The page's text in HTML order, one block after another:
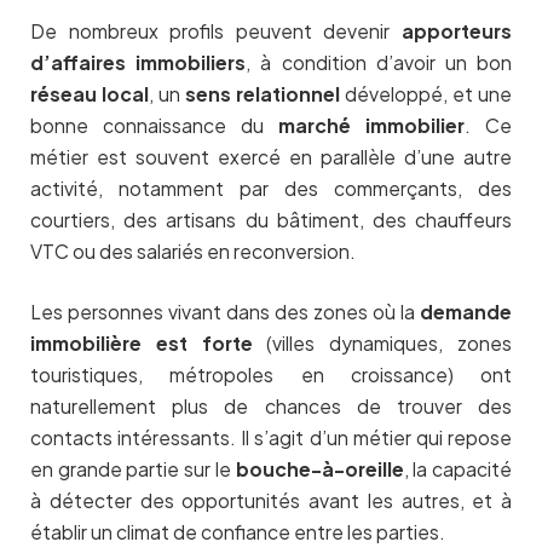
De nombreux profils peuvent devenir apporteurs
d’affaires immobiliers, à condition d’avoir un bon
réseau local, un sens relationnel développé, et une
bonne connaissance du marché immobilier. Ce
métier est souvent exercé en parallèle d’une autre
activité, notamment par des commerçants, des
courtiers, des artisans du bâtiment, des chauffeurs
VTC ou des salariés en reconversion.
Les personnes vivant dans des zones où la demande
immobilière est forte (villes dynamiques, zones
touristiques, métropoles en croissance) ont
naturellement plus de chances de trouver des
contacts intéressants. Il s’agit d’un métier qui repose
en grande partie sur le bouche-à-oreille, la capacité
à détecter des opportunités avant les autres, et à
établir un climat de confiance entre les parties.